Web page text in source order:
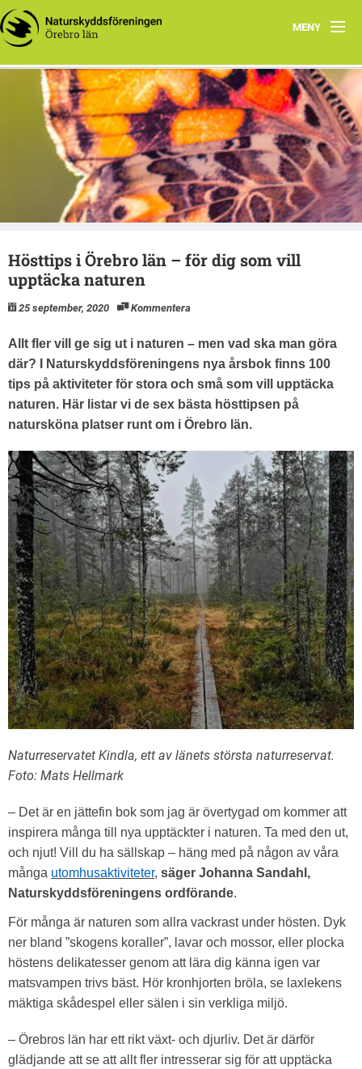
MENY
Hem
Aktuellt
Länsförbundet
Kretsar
Grupper och nätverk
Naturskyddsföreningen i Örebro län
Vi gör naturens röst hörd, och bevakar och stödjer arbete
med miljö- och naturfrågor i Örebro län
Hösttips i Örebro län – för dig som vill
upptäcka naturen
25 september, 2020 Kommentera
Allt fler vill ge sig ut i naturen – men vad ska man göra
där? I Naturskyddsföreningens nya årsbok finns 100
tips på aktiviteter för stora och små som vill upptäcka
naturen. Här listar vi de sex bästa hösttipsen på
natursköna platser runt om i Örebro län.
Naturreservatet Kindla, ett av länets största naturreservat.
Foto: Mats Hellmark
– Det är en jättefin bok som jag är övertygad om kommer att
inspirera många till nya upptäckter i naturen. Ta med den ut,
och njut! Vill du ha sällskap – häng med på någon av våra
många utomhusaktiviteter, säger Johanna Sandahl,
Naturskyddsföreningens ordförande.
För många är naturen som allra vackrast under hösten. Dyk
ner bland ”skogens koraller”, lavar och mossor, eller plocka
höstens delikatesser genom att lära dig känna igen var
matsvampen trivs bäst. Hör kronhjorten bröla, se laxlekens
mäktiga skådespel eller sälen i sin verkliga miljö.
– Örebros län har ett rikt växt- och djurliv. Det är därför
glädjande att se att allt fler intresserar sig för att upptäcka